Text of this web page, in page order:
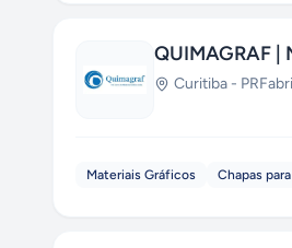
QUIMAGRAF |
Curitiba - PR
Materiais Gráficos Chapas